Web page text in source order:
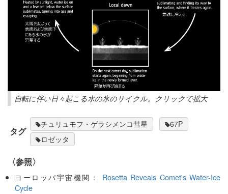
自転に伴い日々起こる水の氷のサイクル。クリックで拡大
タグ
チュリュモフ・ゲラシメンコ彗星
67P
ロゼッタ
〈参照〉
ヨーロッパ宇宙機関： Rosetta Reveals Comet's Water-Ice
Cycle